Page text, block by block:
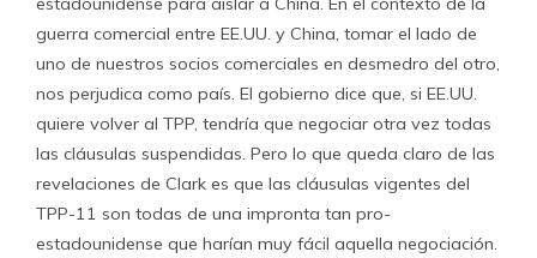
guerra comercial entre EE.UU. y China, tomar el lado de
uno de nuestros socios comerciales en desmedro del otro,
nos perjudica como país. El gobierno dice que, si EE.UU.
quiere volver al TPP, tendría que negociar otra vez todas
las cláusulas suspendidas. Pero lo que queda claro de las
revelaciones de Clark es que las cláusulas vigentes del
TPP-11 son todas de una impronta tan pro-
estadounidense que harían muy fácil aquella negociación.